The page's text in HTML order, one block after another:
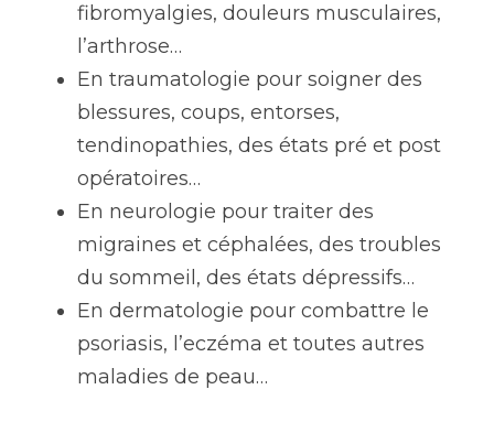
fibromyalgies, douleurs musculaires,
l’arthrose…
En traumatologie pour soigner des
blessures, coups, entorses,
tendinopathies, des états pré et post
opératoires…
En neurologie pour traiter des
migraines et céphalées, des troubles
du sommeil, des états dépressifs…
En dermatologie pour combattre le
psoriasis, l’eczéma et toutes autres
maladies de peau…